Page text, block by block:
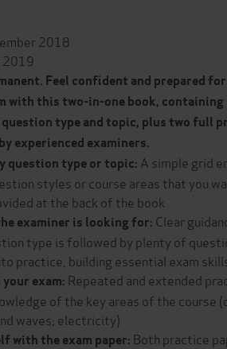
2018
2019
Feel confident and prepared
with this two-in-one book,
type and topic, plus two full
experienced examiners.
question type or topic: A simple grid
styles or course areas that you
at the back of the book
examiner is looking for: Clear
type is followed by plenty of
practice, building essential exam
exam: Repeated and extended
of the key areas of the course
waves; electricity)
with the exam paper: Both practice